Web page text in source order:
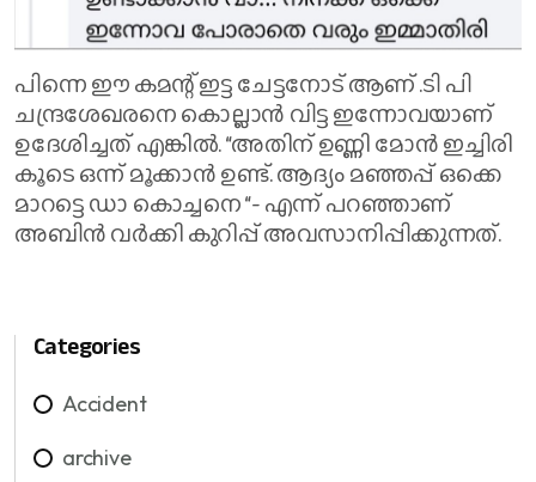
പിന്നെ ഈ കമന്റ്‌ ഇട്ട ചേട്ടനോട് ആണ് .ടി പി
ചന്ദ്രശേഖരനെ കൊല്ലാൻ വിട്ട ഇന്നോവയാണ്
ഉദേശിച്ചത് എങ്കിൽ. “അതിന് ഉണ്ണി മോൻ ഇച്ചിരി
കൂടെ ഒന്ന് മൂക്കാൻ ഉണ്ട്. ആദ്യം മഞ്ഞപ്പ് ഒക്കെ
മാറട്ടെ ഡാ കൊച്ചനെ “- എന്ന് പറഞ്ഞാണ്
അബിൻ വർക്കി കുറിപ്പ് അവസാനിപ്പിക്കുന്നത്.
Categories
Accident
archive